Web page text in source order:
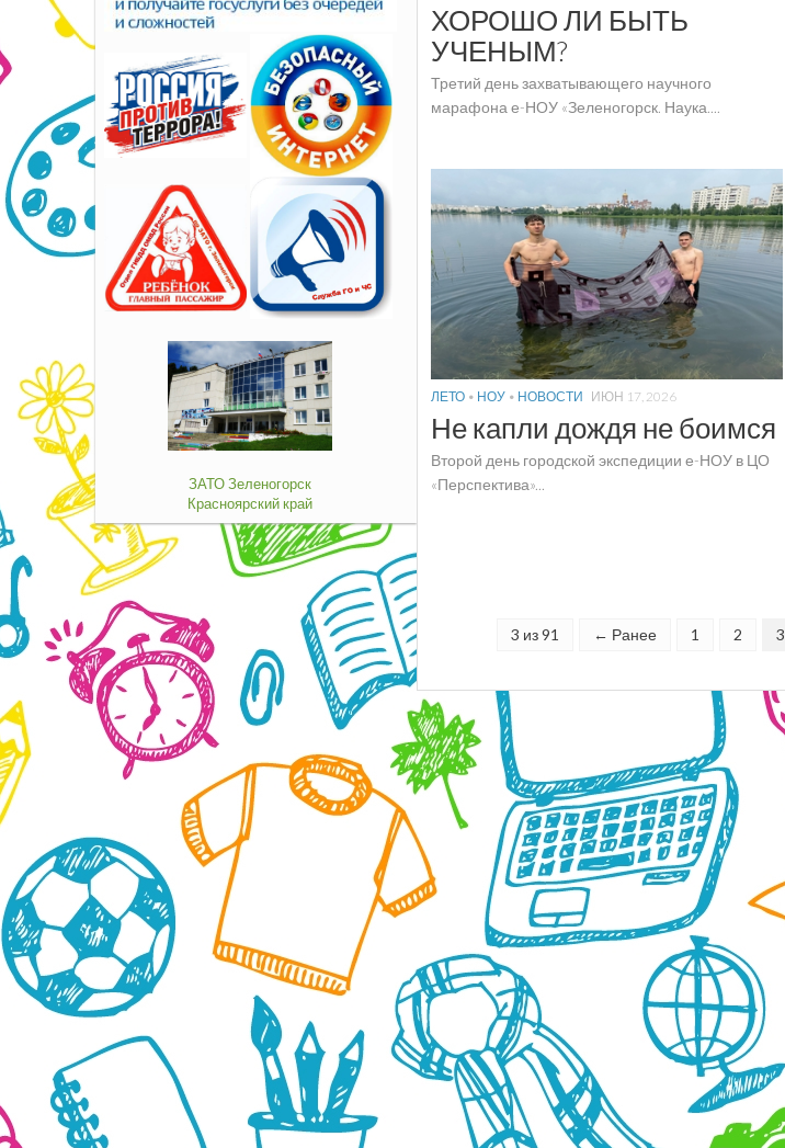
ЗАТО Зеленогорск
Красноярский край
ХОРОШО ЛИ БЫТЬ
УЧЕНЫМ?
Третий день захватывающего научного
марафона е-НОУ «Зеленогорск. Наука....
ЛЕТО• НОУ• НОВОСТИ ИЮН 17, 2026
Не капли дождя не боимся
Второй день городской экспедиции е-НОУ в ЦО
«Перспектива»...
3 из 91 ← Ранее 1 2 3